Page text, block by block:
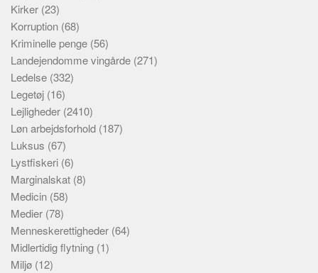
Kirker (23)
Korruption (68)
Kriminelle penge (56)
Landejendomme vingårde (271)
Ledelse (332)
Legetøj (16)
Lejligheder (2410)
Løn arbejdsforhold (187)
Luksus (67)
Lystfiskeri (6)
Marginalskat (8)
Medicin (58)
Medier (78)
Menneskerettigheder (64)
Midlertidig flytning (1)
Miljø (12)